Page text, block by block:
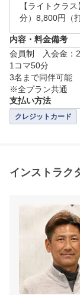
【ライトクラ
分）8,800円（
内容・料金備考
会員制　入会金
1コマ50分
3名まで同伴可能
※全プラン共通
支払い方法
クレジットカード
インストラク